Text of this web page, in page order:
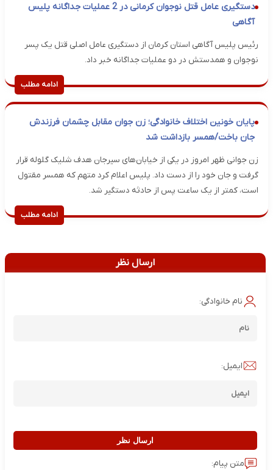
دستگیری عامل قتل نوجوان کرمانی در 2 عملیات جداگانه پلیس
آگاهی
رئیس پلیس آگاهی استان کرمان از دستگیری عامل اصلی قتل یک پسر
نوجوان و همدستش در دو عملیات جداگانه خبر داد.
ادامه مطلب
پایان خونین اختلاف خانوادگی؛ زن جوان مقابل چشمان فرزندش
جان باخت/همسر بازداشت شد
زن جوانی ظهر امروز در یکی از خیابان‌های سیرجان هدف شلیک گلوله قرار
گرفت و جان خود را از دست داد. پلیس اعلام کرد متهم که همسر مقتول
است، کمتر از یک ساعت پس از حادثه دستگیر شد.
ادامه مطلب
ارسال نظر
نام خانوادگی:
ایمیل:
ارسال نظر
متن پیام: